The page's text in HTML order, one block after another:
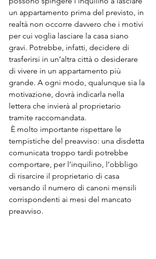
un appartamento prima del previsto, in
realtà non occorre davvero che i motivi
per cui voglia lasciare la casa siano
gravi. Potrebbe, infatti, decidere di
trasferirsi in un’altra città o desiderare
di vivere in un appartamento più
grande. A ogni modo, qualunque sia la
motivazione, dovrà indicarla nella
lettera che invierà al proprietario
tramite raccomandata.
tempistiche del preavviso: una disdetta
comunicata troppo tardi potrebbe
comportare, per l’inquilino, l’obbligo
di risarcire il proprietario di casa
versando il numero di canoni mensili
corrispondenti ai mesi del mancato
preavviso.